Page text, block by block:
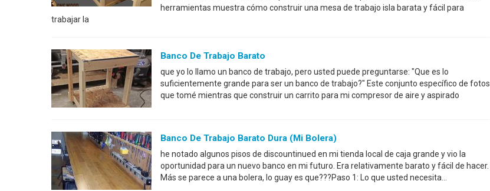
herramientas muestra cómo construir una mesa de trabajo isla barata y fácil para
trabajar la
Banco De Trabajo Barato
que yo lo llamo un banco de trabajo, pero usted puede preguntarse: "Que es lo
suficientemente grande para ser un banco de trabajo?" Este conjunto específico de fotos
que tomé mientras que construir un carrito para mi compresor de aire y aspirado
Banco De Trabajo Barato Dura (mi Bolera)
he notado algunos pisos de discountinued en mi tienda local de caja grande y vio la
oportunidad para un nuevo banco en mi futuro. Era relativamente barato y fácil de hacer.
Más se parece a una bolera, lo guay es que???Paso 1: Lo que usted necesita...